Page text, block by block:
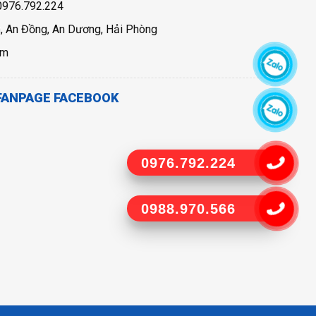
0976.792.224
0988.970.566
An Đồng, An Dương, Hải Phòng
FACEBOOK